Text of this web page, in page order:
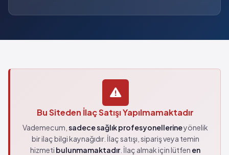
Bu Siteden İlaç Satışı Yapılmamaktadır
Vademecum, sadece sağlık profesyonellerineyönelik
bir ilaç bilgi kaynağıdır. İlaç satışı, sipariş veya temin
hizmeti bulunmamaktadır. İlaç almak için lütfen en